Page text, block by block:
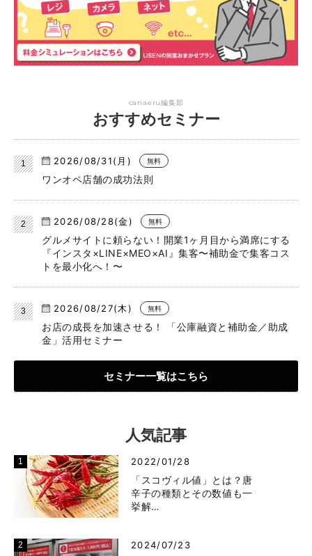
canaeru編集部
おすすめセミナー
2026/08/31(月) 無料
ワンオペ店舗の成功法則
2026/08/28(金) 無料
グルメサイトに頼らない！開業1ヶ月目から満席にする
『インスタ×LINE×MEO×AI』集客〜補助金で集客コス
トを最小化へ！〜
2026/08/27(木) 無料
お店の成長を加速させる！ 「公庫融資と補助金／助成
金」活用セミナー
セミナー一覧はこちら
人気記事
2022/01/28
「スコヴィル値」とは？唐
辛子の種類とその数値も一
挙解…
2024/07/23